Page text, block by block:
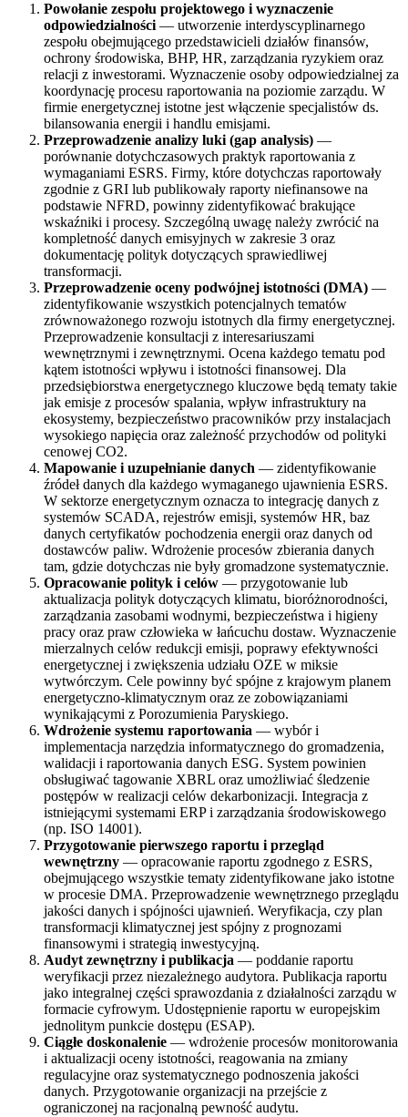
Powołanie zespołu projektowego i wyznaczenie
odpowiedzialności — utworzenie interdyscyplinarnego
zespołu obejmującego przedstawicieli działów finansów,
ochrony środowiska, BHP, HR, zarządzania ryzykiem oraz
relacji z inwestorami. Wyznaczenie osoby odpowiedzialnej za
koordynację procesu raportowania na poziomie zarządu. W
firmie energetycznej istotne jest włączenie specjalistów ds.
bilansowania energii i handlu emisjami.
Przeprowadzenie analizy luki (gap analysis) —
porównanie dotychczasowych praktyk raportowania z
wymaganiami ESRS. Firmy, które dotychczas raportowały
zgodnie z GRI lub publikowały raporty niefinansowe na
podstawie NFRD, powinny zidentyfikować brakujące
wskaźniki i procesy. Szczególną uwagę należy zwrócić na
kompletność danych emisyjnych w zakresie 3 oraz
dokumentację polityk dotyczących sprawiedliwej
transformacji.
Przeprowadzenie oceny podwójnej istotności (DMA) —
zidentyfikowanie wszystkich potencjalnych tematów
zrównoważonego rozwoju istotnych dla firmy energetycznej.
Przeprowadzenie konsultacji z interesariuszami
wewnętrznymi i zewnętrznymi. Ocena każdego tematu pod
kątem istotności wpływu i istotności finansowej. Dla
przedsiębiorstwa energetycznego kluczowe będą tematy takie
jak emisje z procesów spalania, wpływ infrastruktury na
ekosystemy, bezpieczeństwo pracowników przy instalacjach
wysokiego napięcia oraz zależność przychodów od polityki
cenowej CO2.
Mapowanie i uzupełnianie danych — zidentyfikowanie
źródeł danych dla każdego wymaganego ujawnienia ESRS.
W sektorze energetycznym oznacza to integrację danych z
systemów SCADA, rejestrów emisji, systemów HR, baz
danych certyfikatów pochodzenia energii oraz danych od
dostawców paliw. Wdrożenie procesów zbierania danych
tam, gdzie dotychczas nie były gromadzone systematycznie.
Opracowanie polityk i celów — przygotowanie lub
aktualizacja polityk dotyczących klimatu, bioróżnorodności,
zarządzania zasobami wodnymi, bezpieczeństwa i higieny
pracy oraz praw człowieka w łańcuchu dostaw. Wyznaczenie
mierzalnych celów redukcji emisji, poprawy efektywności
energetycznej i zwiększenia udziału OZE w miksie
wytwórczym. Cele powinny być spójne z krajowym planem
energetyczno-klimatycznym oraz ze zobowiązaniami
wynikającymi z Porozumienia Paryskiego.
Wdrożenie systemu raportowania — wybór i
implementacja narzędzia informatycznego do gromadzenia,
walidacji i raportowania danych ESG. System powinien
obsługiwać tagowanie XBRL oraz umożliwiać śledzenie
postępów w realizacji celów dekarbonizacji. Integracja z
istniejącymi systemami ERP i zarządzania środowiskowego
(np. ISO 14001).
Przygotowanie pierwszego raportu i przegląd
wewnętrzny — opracowanie raportu zgodnego z ESRS,
obejmującego wszystkie tematy zidentyfikowane jako istotne
w procesie DMA. Przeprowadzenie wewnętrznego przeglądu
jakości danych i spójności ujawnień. Weryfikacja, czy plan
transformacji klimatycznej jest spójny z prognozami
finansowymi i strategią inwestycyjną.
Audyt zewnętrzny i publikacja — poddanie raportu
weryfikacji przez niezależnego audytora. Publikacja raportu
jako integralnej części sprawozdania z działalności zarządu w
formacie cyfrowym. Udostępnienie raportu w europejskim
jednolitym punkcie dostępu (ESAP).
Ciągłe doskonalenie — wdrożenie procesów monitorowania
i aktualizacji oceny istotności, reagowania na zmiany
regulacyjne oraz systematycznego podnoszenia jakości
danych. Przygotowanie organizacji na przejście z
ograniczonej na racjonalną pewność audytu.